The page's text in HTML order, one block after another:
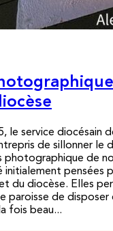
le service diocésain
de sillonner le
de
initialement pensées
du diocèse. Elles
paroisse de disposer
fois beau...